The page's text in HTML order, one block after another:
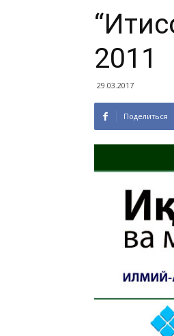
2011
29.03.2017
Поделиться